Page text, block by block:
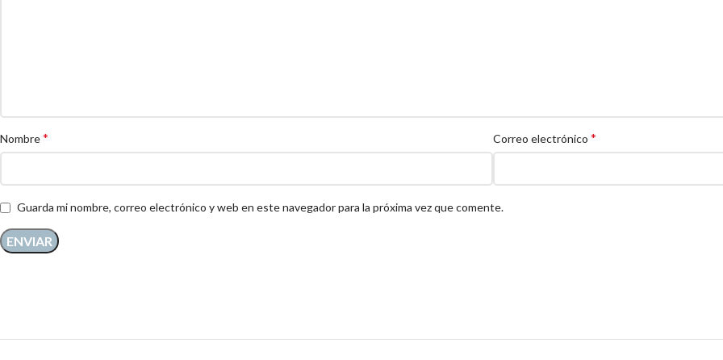
Nombre* Correo electrónico *
Guarda mi nombre, correo electrónico y web en este navegador para la próxima vez que comente.